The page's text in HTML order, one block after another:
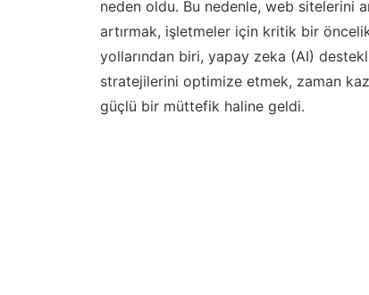
neden oldu. Bu nedenle, web sitelerini
artırmak, işletmeler için kritik bir
yollarından biri, yapay zeka (AI)
stratejilerini optimize etmek, zaman
güçlü bir müttefik haline geldi.